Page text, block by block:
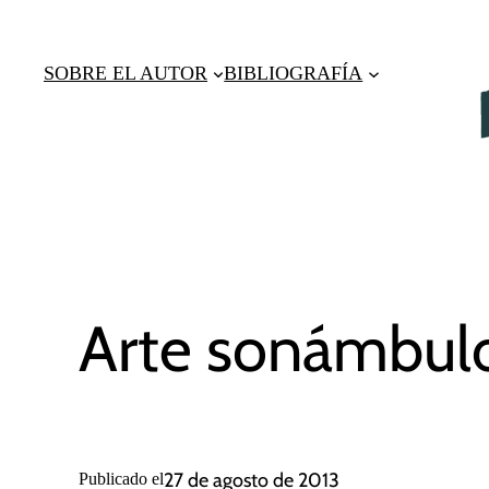
contenido
SOBRE EL AUTOR BIBLIOGRAFÍA
Arte
Publicado el27 de agosto de 2013